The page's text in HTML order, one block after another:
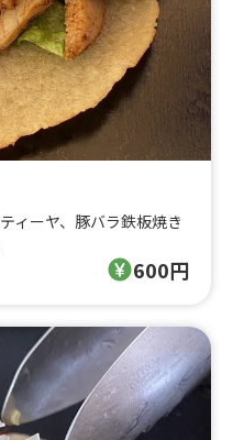
ィーヤ、豚バラ鉄板焼き
600円